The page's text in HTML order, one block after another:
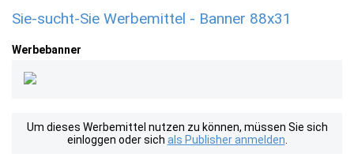
Sie-sucht-Sie Werbemittel - Banner 88x31
Werbebanner
Um dieses Werbemittel nutzen zu können, müssen Sie sich
einloggen oder sich als Publisher anmelden